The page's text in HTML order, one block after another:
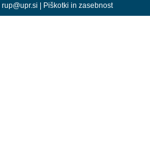
rup@upr.si | Piškotki in zasebnost